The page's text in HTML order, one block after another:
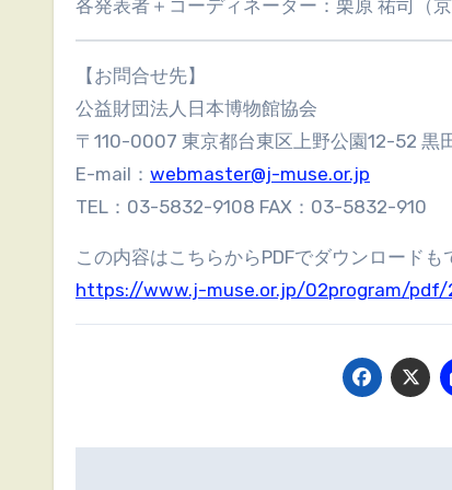
各発表者＋コーディネーター：栗原 祐司（
【お問合せ先】
公益財団法人日本博物館協会
〒110-0007 東京都台東区上野公園12-52 黒
E-mail： webmaster@j-muse.or.jp
TEL：03-5832-9108 FAX：03-5832-910
この内容はこちらからPDFでダウンロードも
https://www.j-muse.or.jp/02program/